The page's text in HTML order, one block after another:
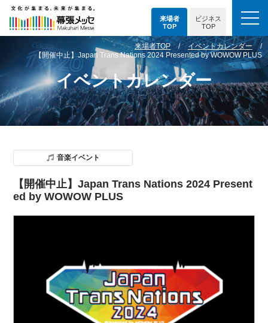
来場者
TOP
ビジネス
TOP
イベントカレンダー
来場者TOP
イベントカレンダー
【開催中止】Japan Trans Nations 2024 Presented by WOWOW PLUS
音楽イベント
【開催中止】Japan Trans Nations 2024 Present
ed by WOWOW PLUS